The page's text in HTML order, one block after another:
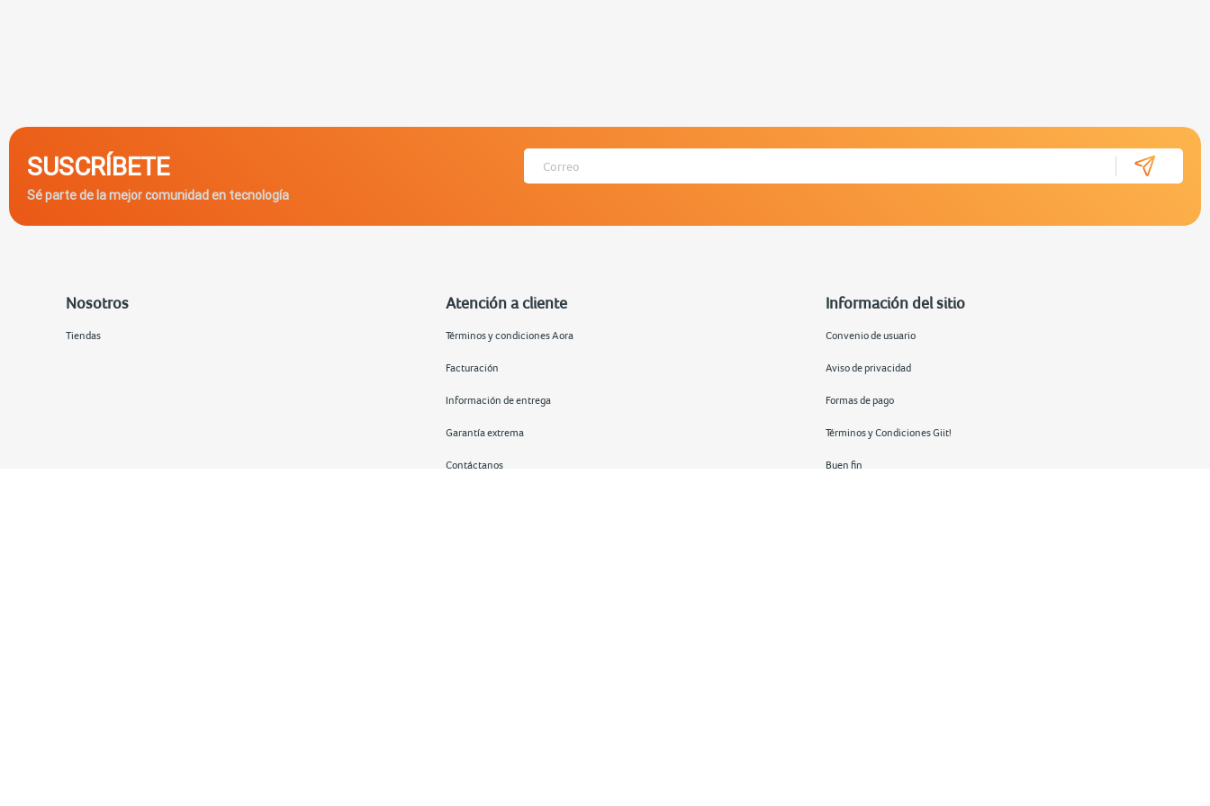
SUSCRÍBETE
Sé parte de la mejor comunidad en tecnología
Nosotros
Tiendas
Atención a cliente
Términos y condiciones Aora
Facturación
Información de entrega
Garantía extrema
Contáctanos
Información del sitio
Convenio de usuario
Aviso de privacidad
Formas de pago
Términos y Condiciones Giit!
Buen fin